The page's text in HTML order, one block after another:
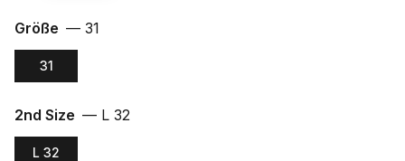
Größe — 31
31
2nd Size — L 32
L 32